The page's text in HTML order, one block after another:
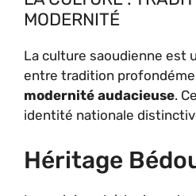
MODERNITÉ
La culture saoudienne est
entre tradition
modernité audacieuse.
identité nationale
Héritage